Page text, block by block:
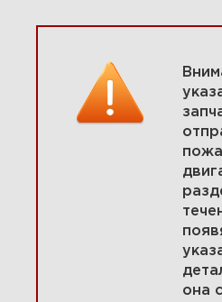
фильтр 389575-
она